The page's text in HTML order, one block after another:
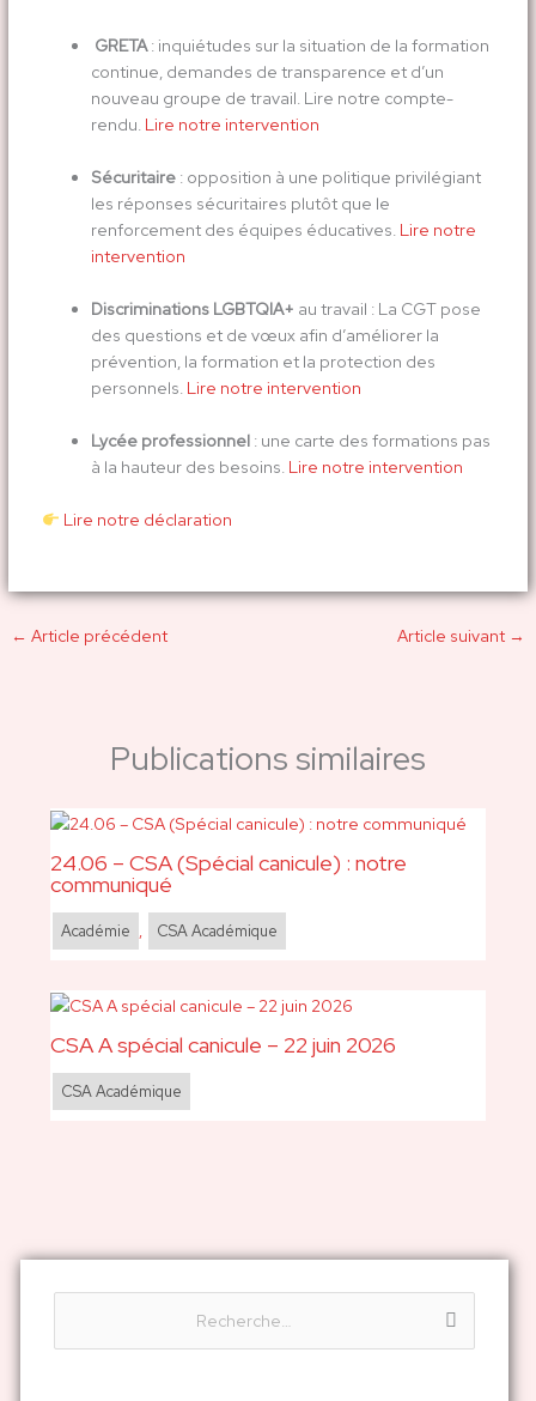
GRETA: inquiétudes sur la situation de la formation
continue, demandes de transparence et d’un
nouveau groupe de travail. Lire notre compte-
rendu. Lire notre intervention
Sécuritaire: opposition à une politique privilégiant
les réponses sécuritaires plutôt que le
renforcement des équipes éducatives. Lire notre
intervention
Discriminations LGBTQIA+ au travail : La CGT pose
des questions et de vœux afin d’améliorer la
prévention, la formation et la protection des
personnels. Lire notre intervention
Lycée professionnel: une carte des formations pas
à la hauteur des besoins. Lire notre intervention
Lire notre déclaration
← Article précédent Article suivant →
Publications similaires
24.06 – CSA (Spécial canicule) : notre
communiqué
Académie , CSA Académique
CSA A spécial canicule – 22 juin 2026
CSA Académique